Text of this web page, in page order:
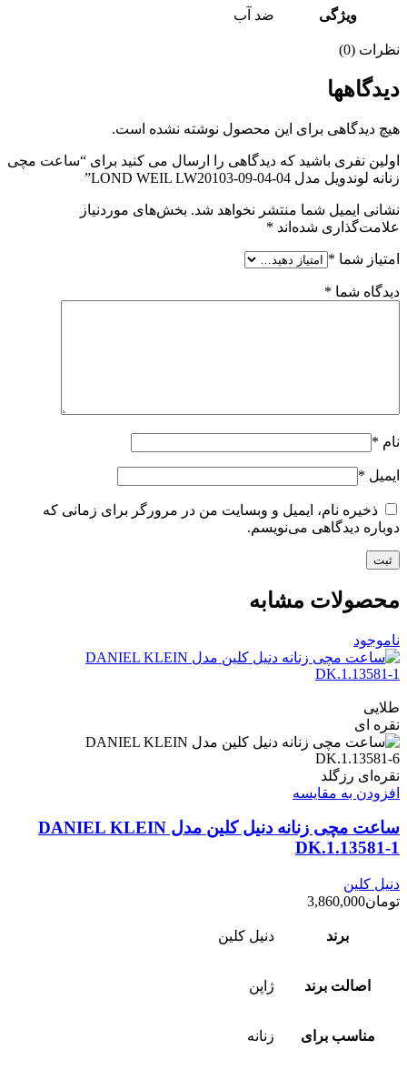
ویژگی ضد آب
نظرات (0)
دیدگاهها
هیچ دیدگاهی برای این محصول نوشته نشده است.
اولین نفری باشید که دیدگاهی را ارسال می کنید برای “ساعت مچی
زنانه لوندویل مدل LOND WEIL LW20103-09-04-04”
نشانی ایمیل شما منتشر نخواهد شد. بخش‌های موردنیاز
علامت‌گذاری شده‌اند *
امتیاز شما *
دیدگاه شما *
نام *
ایمیل *
ذخیره نام، ایمیل و وبسایت من در مرورگر برای زمانی که
دوباره دیدگاهی می‌نویسم.
محصولات مشابه
ناموجود
طلایی
نقره ای
نقره‌ای رزگلد
افزودن به مقایسه
ساعت مچی زنانه دنیل کلین مدل DANIEL KLEIN
DK.1.13581-1
دنیل کلین
تومان3,860,000
برند دنیل کلین
اصالت برند ژاپن
مناسب برای زنانه